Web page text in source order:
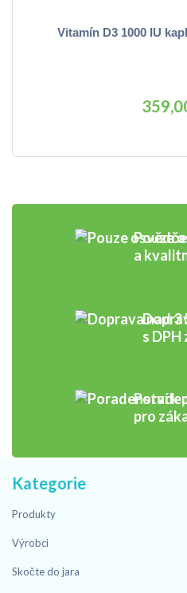
Vitamín D3 1000 IU
Pouze
a
s DPH
pro
Kategorie
Produkty
Výrobci
Skočte do jara